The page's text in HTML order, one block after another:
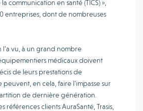
communication en santé (TICS) »,
entreprises, dont de nombreuses
l’a vu, à un grand nombre
médicaux doivent
de leurs prestations de
en cela, faire l’impasse sur
de dernière génération.
références clients AuraSanté, Trasis,